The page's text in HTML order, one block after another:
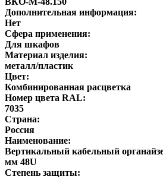
Дополнительная информация:
Нет
Сфера применения:
Для шкафов
Материал изделия:
металл/пластик
Цвет:
Комбинированная расцветка
Номер цвета RAL:
7035
Страна:
Россия
Наименование:
Вертикальный кабельный
мм 48U
Степень защиты: